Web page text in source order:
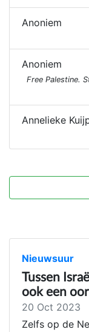
Anoniem
Anoniem
Free Palestine.
Annelieke
Nieuwsuur
Tussen
ook een
20 Oct 2023
Zelfs op de